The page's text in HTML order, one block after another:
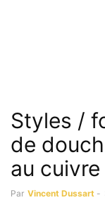
Styles /
de
au cuivre
Par Vincent Dussart -